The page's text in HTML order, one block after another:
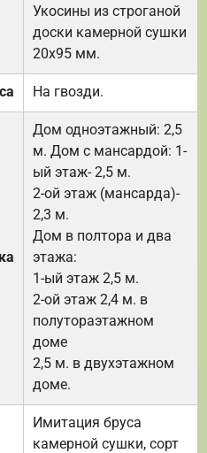
Укосины из строганой
доски камерной сушки
20х95 мм.
На гвозди.
Дом одноэтажный: 2,5
м. Дом с мансардой: 1-
ый этаж- 2,5 м.
2-ой этаж (мансарда)-
2,3 м.
Дом в полтора и два
этажа:
1-ый этаж 2,5 м.
2-ой этаж 2,4 м. в
полутораэтажном
доме
2,5 м. в двухэтажном
доме.
Имитация бруса
камерной сушки, сорт